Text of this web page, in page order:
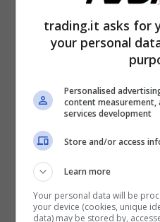
trading.it asks for
your personal
Personalised
content measurement,
services development
Store and/or access
Learn more
Your personal data will be
your device (cookies, unique
data) may be stored by,